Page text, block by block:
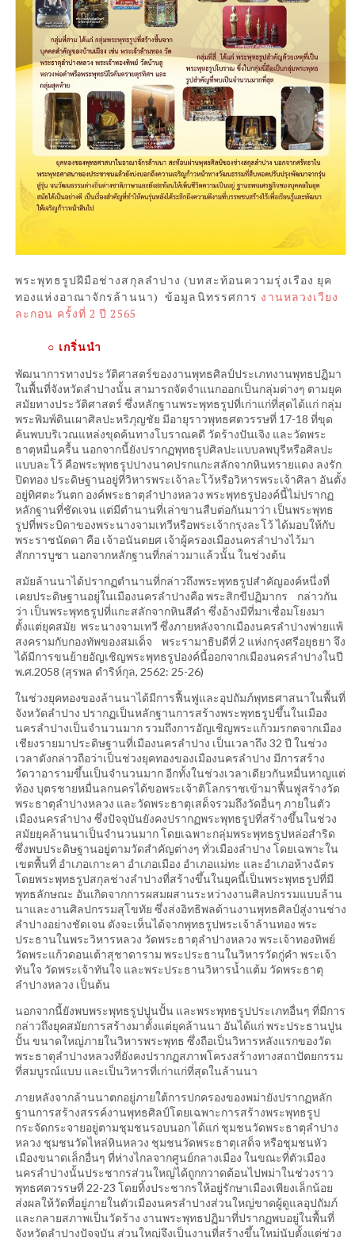
พระพุทธรูปฝีมือช่างสกุลลำปาง (บทสะท้อนความรุ่งเรือง ยุค
ทองแห่งอาณาจักรล้านนา) ข้อมูลนิทรรศการ งานหลวงเวียง
ละกอน ครั้งที่ 2 ปี 2565
○ เกริ่นนำ
พัฒนาการทางประวัติศาสตร์ของงานพุทธศิลป์ประเภทงานพุทธปฏิมา
ในพื้นที่จังหวัดลำปางนั้น สามารถจัดจำแนกออกเป็นกลุ่มต่างๆ ตามยุค
สมัยทางประวัติศาสตร์ ซึ่งหลักฐานพระพุทธรูปที่เก่าแก่ที่สุดได้แก่ กลุ่ม
พระพิมพ์ดินเผาศิลปะหริภุญชัย มีอายุราวพุทธศตวรรษที่ 17-18 ที่ขุด
ค้นพบบริเวณแหล่งขุดค้นทางโบราณคดี วัดร้างปันเจิง และวัดพระ
ธาตุหมื่นครื้น นอกจากนี้ยังปรากฏพุทธรูปศิลปะแบบลพบุรีหรือศิลปะ
แบบละโว้ คือพระพุทธรูปปางนาคปรกแกะสลักจากหินทรายแดง ลงรัก
ปิดทอง ประดิษฐานอยู่ที่วิหารพระเจ้าละโว้หรือวิหารพระเจ้าศิลา อันตั้ง
อยู่ทิศตะวันตก องค์พระธาตุลําปางหลวง พระพุทธรูปองค์นี้ไม่ปรากฏ
หลักฐานที่ชัดเจน แต่มีตำนานที่เล่าขานสืบต่อกันมาว่า เป็นพระพุทธ
รูปที่พระบิดาของพระนางจามเทวีหรือพระเจ้ากรุงละโว้ ได้มอบให้กับ
พระราชนัดดา คือ เจ้าอนันตยศ เจ้าผู้ครองเมืองนครลำปางไว้มา
สักการบูชา นอกจากหลักฐานที่กล่าวมาแล้วนั้น ในช่วงต้น
สมัยล้านนาได้ปรากฏตำนานที่กล่าวถึงพระพุทธรูปสำคัญองค์หนึ่งที่
เคยประดิษฐานอยู่ในเมืองนครลำปางคือ พระสิกขีปฏิมากร กล่าวกัน
ว่า เป็นพระพุทธรูปที่แกะสลักจากหินสีดำ ซึ่งอ้างมีที่มาเชื่อมโยงมา
ตั้งแต่ยุคสมัย พระนางจามเทวี ซึ่งภายหลังจากเมืองนครลำปางพ่ายแพ้
สงครามกับกองทัพของสมเด็จ พระรามาธิบดีที่ 2 แห่งกรุงศรีอยุธยา จึง
ได้มีการขนย้ายอัญเชิญพระพุทธรูปองค์นี้ออกจากเมืองนครลำปางในปี
พ.ศ.2058 (สุรพล ดำริห์กุล, 2562: 25-26)
ในช่วงยุคทองของล้านนาได้มีการฟื้นฟูและอุปถัมภ์พุทธศาสนาในพื้นที่
จังหวัดลำปาง ปรากฏเป็นหลักฐานการสร้างพระพุทธรูปขึ้นในเมือง
นครลำปางเป็นจำนวนมาก รวมถึงการอัญเชิญพระแก้วมรกตจากเมือง
เชียงรายมาประดิษฐานที่เมืองนครลำปาง เป็นเวลาถึง 32 ปี ในช่วง
เวลาดังกล่าวถือว่าเป็นช่วงยุคทองของเมืองนครลำปาง มีการสร้าง
วัดวาอารามขึ้นเป็นจำนวนมาก อีกทั้งในช่วงเวลาเดียวกันหมื่นหาญแต่
ท้อง บุตรชายหมื่นลกนครได้ขอพระเจ้าติโลกราชเข้ามาฟื้นฟูสร้างวัด
พระธาตุลำปางหลวง และวัดพระธาตุเสด็จรวมถึงวัดอื่นๆ ภายในตัว
เมืองนครลำปาง ซึ่งปัจจุบันยังคงปรากฏพระพุทธรูปที่สร้างขึ้นในช่วง
สมัยยุคล้านนาเป็นจำนวนมาก โดยเฉพาะกลุ่มพระพุทธรูปหล่อสำริด
ซึ่งพบประดิษฐานอยู่ตามวัดสำคัญต่างๆ ทั่วเมืองลำปาง โดยเฉพาะใน
เขตพื้นที่ อำเภอเกาะคา อำเภอเมือง อำเภอแม่ทะ และอำเภอห้างฉัตร
โดยพระพุทธรูปสกุลช่างลำปางที่สร้างขึ้นในยุคนี้เป็นพระพุทธรูปที่มี
พุทธลักษณะ อันเกิดจากการผสมผสานระหว่างงานศิลปกรรมแบบล้าน
นาและงานศิลปกรรมสุโขทัย ซึ่งส่งอิทธิพลด้านงานพุทธศิลป์สู่งานช่าง
ลำปางอย่างชัดเจน ดังจะเห็นได้จากพุทธรูปพระเจ้าล้านทอง พระ
ประธานในพระวิหารหลวง วัดพระธาตุลำปางหลวง พระเจ้าทองทิพย์
วัดพระแก้วดอนเต้าสุชาดาราม พระประธานในวิหารวัดกู่คำ พระเจ้า
ทันใจ วัดพระเจ้าทันใจ และพระประธานวิหารน้ำแต้ม วัดพระธาตุ
ลำปางหลวง เป็นต้น
นอกจากนี้ยังพบพระพุทธรูปปูนปั้น และพระพุทธรูปประเภทอื่นๆ ที่มีการ
กล่าวถึงยุคสมัยการสร้างมาตั้งแต่ยุคล้านนา อันได้แก่ พระประธานปูน
ปั้น ขนาดใหญ่ภายในวิหารพระพุทธ ซึ่งถือเป็นวิหารหลังแรกของวัด
พระธาตุลำปางหลวงที่ยังคงปรากฏสภาพโครงสร้างทางสถาปัตยกรรม
ที่สมบูรณ์แบบ และเป็นวิหารที่เก่าแก่ที่สุดในล้านนา
ภายหลังจากล้านนาตกอยู่ภายใต้การปกครองของพม่ายังปรากฏหลัก
ฐานการสร้างสรรค์งานพุทธศิลป์โดยเฉพาะการสร้างพระพุทธรูป
กระจัดกระจายอยู่ตามชุมชนรอบนอก ได้แก่ ชุมชนวัดพระธาตุลำปาง
หลวง ชุมชนวัดไหล่หินหลวง ชุมชนวัดพระธาตุเสด็จ หรือชุมชนหัว
เมืองขนาดเล็กอื่นๆ ที่ห่างไกลจากศูนย์กลางเมือง ในขณะที่ตัวเมือง
นครลำปางนั้นประชากรส่วนใหญ่ได้ถูกกวาดต้อนไปพม่าในช่วงราว
พุทธศตวรรษที่ 22-23 โดยทิ้งประชากรให้อยู่รักษาเมืองเพียงเล็กน้อย
ส่งผลให้วัดที่อยู่ภายในตัวเมืองนครลำปางส่วนใหญ่ขาดผู้ดูแลอุปถัมภ์
และกลายสภาพเป็นวัดร้าง งานพระพุทธปฏิมาที่ปรากฏพบอยู่ในพื้นที่
จังหวัดลำปางปัจจุบัน ส่วนใหญ่จึงเป็นงานที่สร้างขึ้นใหม่นับตั้งแต่ช่วง